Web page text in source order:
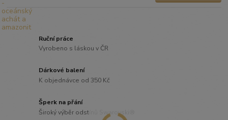
Ruční práce
Vyrobeno s láskou v ČR
Dárkové balení
K objednávce od 350 Kč
Šperk na přání
Široký výběr odstínů Swarovski®